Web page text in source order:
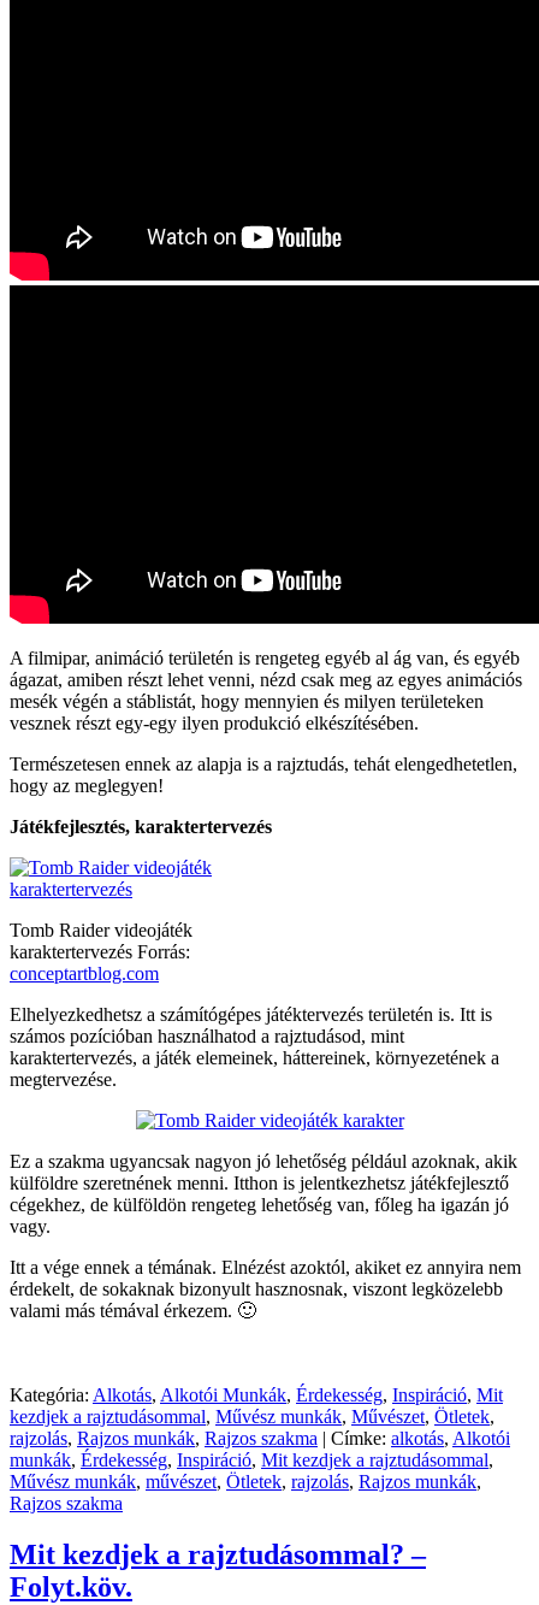
A filmipar, animáció területén is rengeteg egyéb al ág van, és egyéb
ágazat, amiben részt lehet venni, nézd csak meg az egyes animációs
mesék végén a stáblistát, hogy mennyien és milyen területeken
vesznek részt egy-egy ilyen produkció elkészítésében.
Természetesen ennek az alapja is a rajztudás, tehát elengedhetetlen,
hogy az meglegyen!
Játékfejlesztés, karaktertervezés
Tomb Raider videojáték
karaktertervezés Forrás:
conceptartblog.com
Elhelyezkedhetsz a számítógépes játéktervezés területén is. Itt is
számos pozícióban használhatod a rajztudásod, mint
karaktertervezés, a játék elemeinek, háttereinek, környezetének a
megtervezése.
Ez a szakma ugyancsak nagyon jó lehetőség például azoknak, akik
külföldre szeretnének menni. Itthon is jelentkezhetsz játékfejlesztő
cégekhez, de külföldön rengeteg lehetőség van, főleg ha igazán jó
vagy.
Itt a vége ennek a témának. Elnézést azoktól, akiket ez annyira nem
érdekelt, de sokaknak bizonyult hasznosnak, viszont legközelebb
valami más témával érkezem. 🙂
Kategória: Alkotás, Alkotói Munkák, Érdekesség, Inspiráció, Mit
kezdjek a rajztudásommal, Művész munkák, Művészet, Ötletek,
rajzolás, Rajzos munkák, Rajzos szakma | Címke: alkotás, Alkotói
munkák, Érdekesség, Inspiráció, Mit kezdjek a rajztudásommal,
Művész munkák, művészet, Ötletek, rajzolás, Rajzos munkák,
Rajzos szakma
Mit kezdjek a rajztudásommal? –
Folyt.köv.